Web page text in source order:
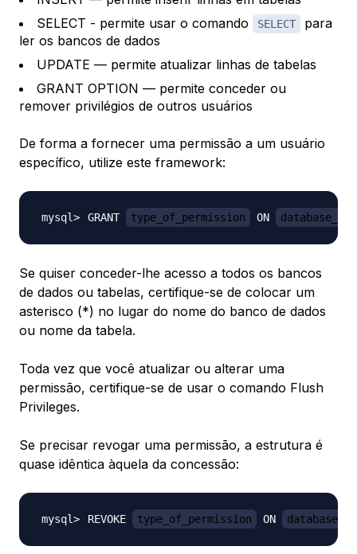
SELECT - permite usar o comando
SELECT
para
ler os bancos de dados
UPDATE — permite atualizar linhas de tabelas
GRANT OPTION — permite conceder ou
remover privilégios de outros usuários
De forma a fornecer uma permissão a um usuário
específico, utilize este framework:
GRANT type_of_permission ON
Se quiser conceder-lhe acesso a todos os bancos
de dados ou tabelas, certifique-se de colocar um
asterisco (*) no lugar do nome do banco de dados
ou nome da tabela.
Toda vez que você atualizar ou alterar uma
permissão, certifique-se de usar o comando Flush
Privileges.
Se precisar revogar uma permissão, a estrutura é
quase idêntica àquela da concessão:
REVOKE type_of_permission ON